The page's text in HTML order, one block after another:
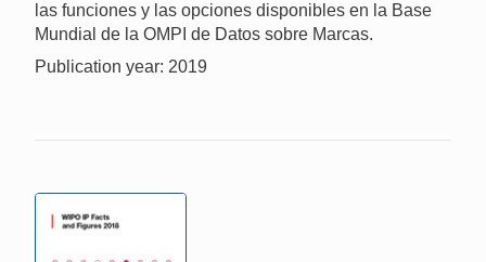
las funciones y las opciones disponibles en la Base
Mundial de la OMPI de Datos sobre Marcas.
Publication year: 2019